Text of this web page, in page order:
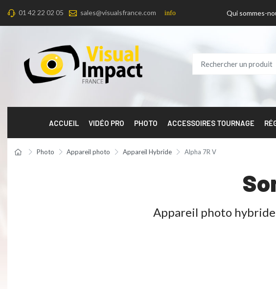
01 42 22 02 05 sales@visualsfrance.com info Qui sommes-
ACCUEIL VIDÉO PRO PHOTO ACCESSOIRES TOURNAGE
Photo Appareil photo Appareil Hybride Alpha 7R V
Appareil photo hybride